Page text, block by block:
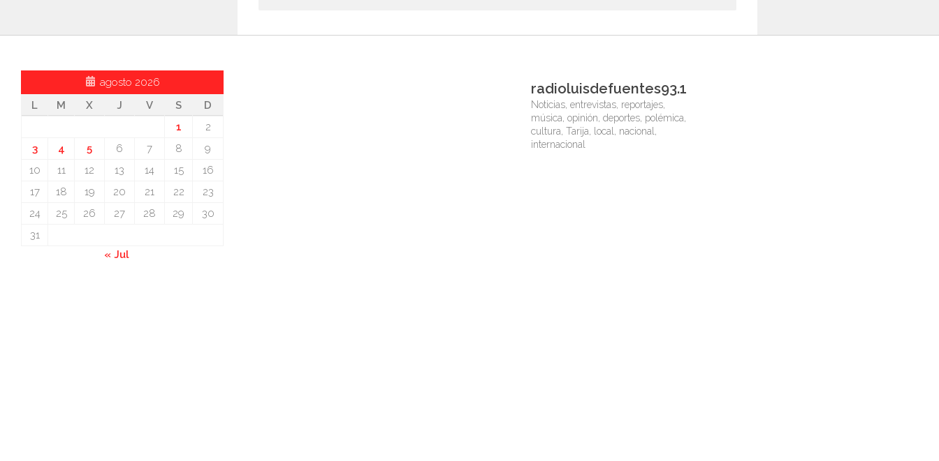
agosto 2026
L
M X J V S
D
1
2
3
4 5 6 7 8
9
10
11 12 13 14 15
16
17
18 19 20 21 22
23
24
25 26 27 28 29
30
31
« Jul
radioluisdefuentes93.1
Noticias, entrevistas, reportajes,
música, opinión, deportes, polémica,
cultura, Tarija, local, nacional,
internacional